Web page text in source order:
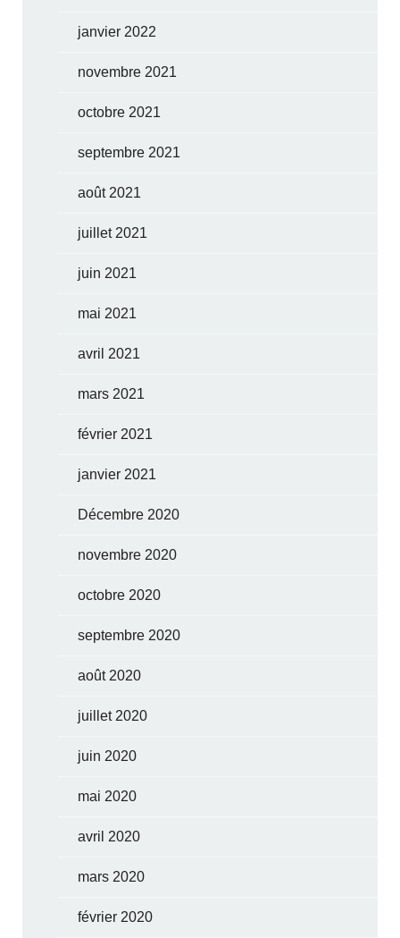
janvier 2022
novembre 2021
octobre 2021
septembre 2021
août 2021
juillet 2021
juin 2021
mai 2021
avril 2021
mars 2021
février 2021
janvier 2021
Décembre 2020
novembre 2020
octobre 2020
septembre 2020
août 2020
juillet 2020
juin 2020
mai 2020
avril 2020
mars 2020
février 2020